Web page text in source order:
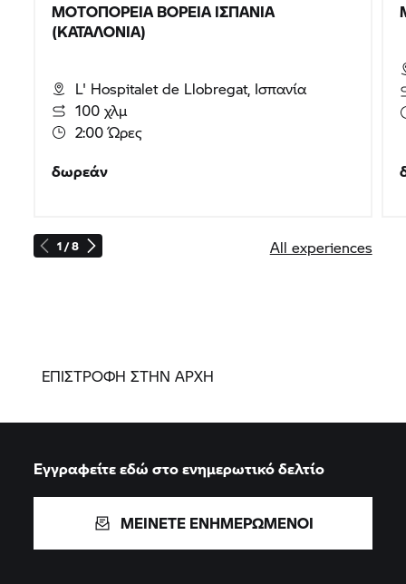
1 / 8
ΜΟΤΟΠΟΡΕΊΑ ΒΌΡΕΙΑ ΙΣΠΑΝΊΑ
(ΚΑΤΑΛΟΝΊΑ)
L' Hospitalet de Llobregat, Ισπανία
100 χλμ
2:00 Ώρες
δωρεάν
All experiences
ΕΠΙΣΤΡΟΦΗ ΣΤΗΝ ΑΡΧΗ
Εγγραφείτε εδώ στο ενημερωτικό δελτίο
ΜΕΙΝΕΤΕ ΕΝΗΜΕΡΩΜΕΝΟΙ